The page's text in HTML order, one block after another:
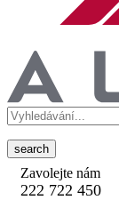
search
Zavolejte nám
222 722 450